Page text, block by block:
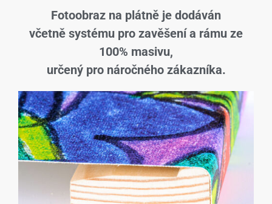
Fotoobraz na plátně je dodáván
včetně systému pro zavěšení a rámu ze
100% masivu,
určený pro náročného zákazníka.